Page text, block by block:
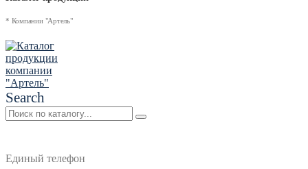
* Компании "Артель"
Search
Единый телефон